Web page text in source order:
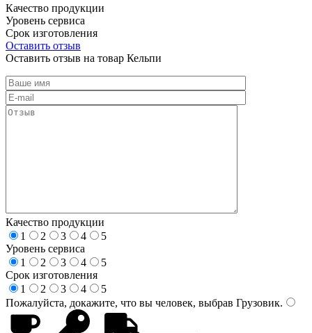
Качество продукции
Уровень сервиса
Срок изготовления
Оставить отзыв
Оставить отзыв на товар Кельпи
Качество продукции
1
2 3 4
5
Уровень сервиса
1
2 3 4
5
Срок изготовления
1
2 3 4
5
Пожалуйста, докажите, что вы человек, выбрав Грузовик.